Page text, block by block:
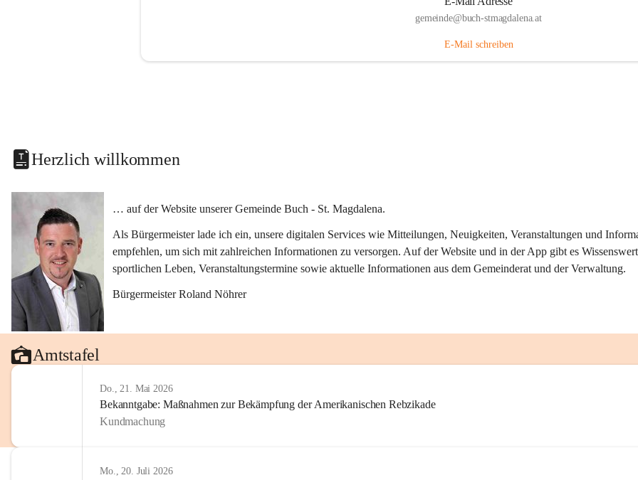
gemeinde@buch-stmagdalena.at
E-Mail schreiben
Herzlich willkommen
… auf der Website unserer Gemeinde Buch - St. Magdalena.
Als Bürgermeister lade ich ein, unsere digitalen Services wie Mitteilungen, Neuigkeiten, Veranstaltungen und
empfehlen, um sich mit zahlreichen Informationen zu versorgen. Auf der Website und in der App gibt es
sportlichen Leben, Veranstaltungstermine sowie aktuelle Informationen aus dem Gemeinderat und der Verwaltung.
Bürgermeister Roland Nöhrer
Amtstafel
Do., 21. Mai 2026
Bekanntgabe: Maßnahmen zur Bekämpfung der Amerikanischen Rebzikade
Kundmachung
Mo., 20. Juli 2026